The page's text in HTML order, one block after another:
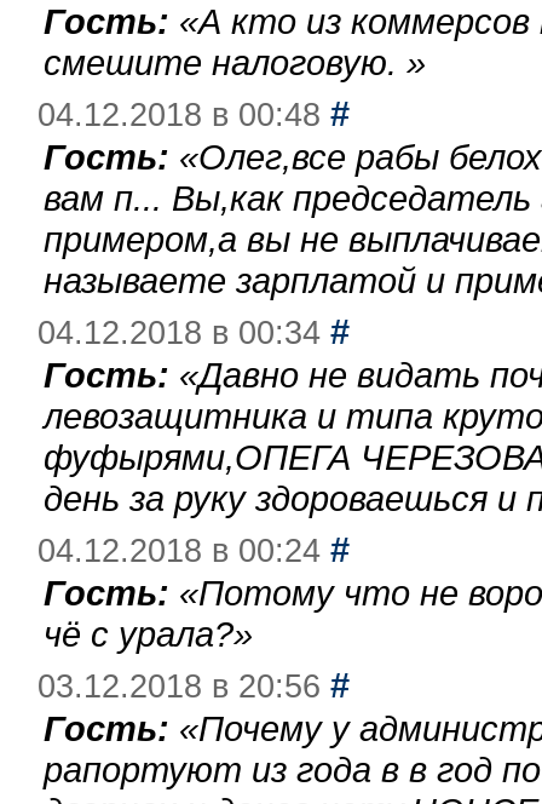
Гость: «А кто из
смешите налоговую. »
04.12.2018 в 00:48 #
Гость: «Олег,все рабы
вам п... Вы,как
примером,а вы не
называете зарплатой и
04.12.2018 в 00:34 #
Гость: «Давно не видать
левозащитника и типа
фуфырями,ОПЕГА
день за руку здороваешься
04.12.2018 в 00:24 #
Гость: «Потому что не
чё с урала?»
03.12.2018 в 20:56 #
Гость: «Почему у
рапортуют из года в в год